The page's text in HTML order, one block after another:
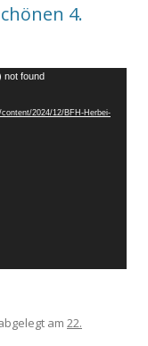
4.
not found
2024/12/BFH-Herbei-
am 22.